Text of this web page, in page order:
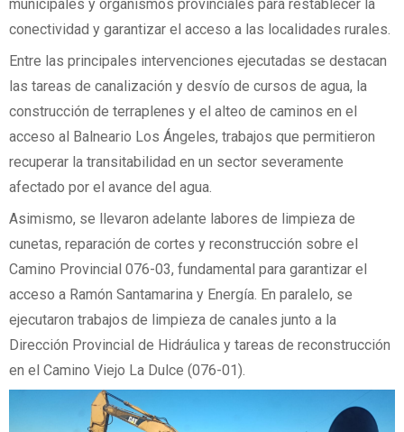
municipales y organismos provinciales para restablecer la
conectividad y garantizar el acceso a las localidades rurales.
Entre las principales intervenciones ejecutadas se destacan
las tareas de canalización y desvío de cursos de agua, la
construcción de terraplenes y el alteo de caminos en el
acceso al Balneario Los Ángeles, trabajos que permitieron
recuperar la transitabilidad en un sector severamente
afectado por el avance del agua.
Asimismo, se llevaron adelante labores de limpieza de
cunetas, reparación de cortes y reconstrucción sobre el
Camino Provincial 076-03, fundamental para garantizar el
acceso a Ramón Santamarina y Energía. En paralelo, se
ejecutaron trabajos de limpieza de canales junto a la
Dirección Provincial de Hidráulica y tareas de reconstrucción
en el Camino Viejo La Dulce (076-01).